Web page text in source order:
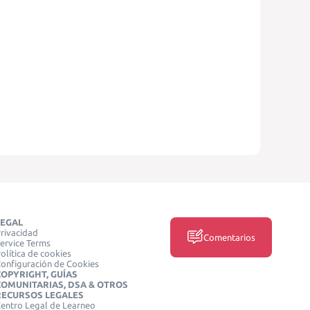
Terms
de cookies
de Cookies
GUÍAS
DSA & OTROS
LEGALES
Legal de Learneo
Comentarios